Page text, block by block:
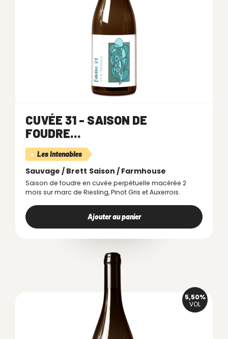
CUVÉE 31 - SAISON DE
FOUDRE...
Les Intenables
Sauvage / Brett Saison / Farmhouse
Saison de foudre en cuvée perpétuelle macérée 2
mois sur marc de Riesling, Pinot Gris et Auxerrois.
Ajouter au panier
5,50%
VOL